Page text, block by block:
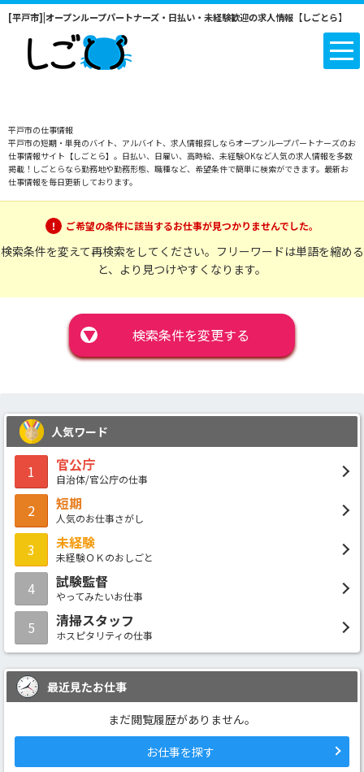
[平戸市]|オープンループパートナーズ・日払い・未経験歓迎の求人情報【しごとら】
平戸市の仕事情報
平戸市の短期・単発のバイト、アルバイト、求人情報探しならオープンループパートナーズのお
仕事情報サイト【しごとら】。日払い、日雇い、高時給、未経験OKなど人気の求人情報を多数
掲載！しごとらなら勤務地や勤務形態、職種など、希望条件で簡単に検索ができます。最新お
仕事情報を毎日更新しております。
ご希望の条件に該当するお仕事が見つかりませんでした。
検索条件を変えて再検索をしてください。フリーワードは単語を縮める
と、より見つけやすくなります。
▼ 検索条件を変更する
人気ワード
1 官公庁
自治体/官公庁の仕事
2 短期
人気のお仕事さがし
3 未経験
未経験ＯＫのおしごと
4 試験監督
やってみたいお仕事
5 清掃スタッフ
ホスピタリティの仕事
最近見たお仕事
まだ閲覧履歴がありません。
お仕事を探す